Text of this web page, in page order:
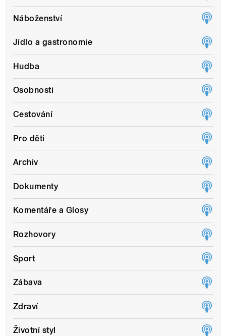
Náboženství
Jídlo a gastronomie
Hudba
Osobnosti
Cestování
Pro děti
Archiv
Dokumenty
Komentáře a Glosy
Rozhovory
Sport
Zábava
Zdraví
Životní styl